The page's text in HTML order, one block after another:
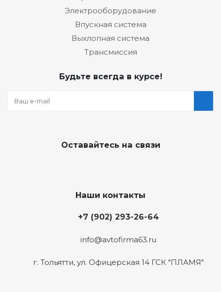
Электрооборудование
Впускная система
Выхлопная система
Трансмиссия
Будьте всегда в курсе!
Оставайтесь на связи
Наши контакты
+7 (902) 293-26-64
info@avtofirma63.ru
г. Тольятти, ул. Офицерская 14 ГСК "ПЛАМЯ"